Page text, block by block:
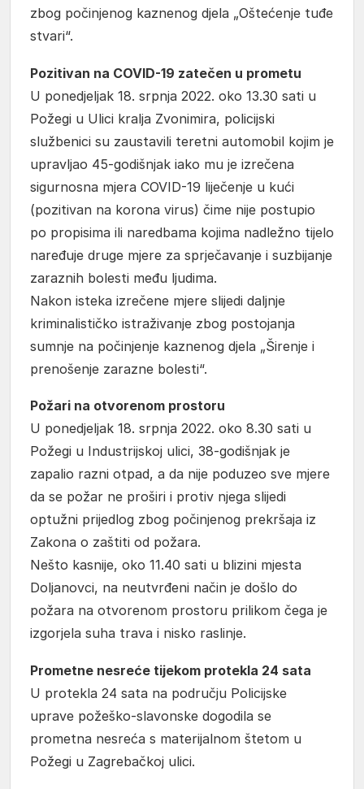
zbog počinjenog kaznenog djela „Oštećenje tuđe
stvari“.
Pozitivan na COVID-19 zatečen u prometu
U ponedjeljak 18. srpnja 2022. oko 13.30 sati u
Požegi u Ulici kralja Zvonimira, policijski
službenici su zaustavili teretni automobil kojim je
upravljao 45-godišnjak iako mu je izrečena
sigurnosna mjera COVID-19 liječenje u kući
(pozitivan na korona virus) čime nije postupio
po propisima ili naredbama kojima nadležno tijelo
naređuje druge mjere za sprječavanje i suzbijanje
zaraznih bolesti među ljudima.
Nakon isteka izrečene mjere slijedi daljnje
kriminalističko istraživanje zbog postojanja
sumnje na počinjenje kaznenog djela „Širenje i
prenošenje zarazne bolesti“.
Požari na otvorenom prostoru
U ponedjeljak 18. srpnja 2022. oko 8.30 sati u
Požegi u Industrijskoj ulici, 38-godišnjak je
zapalio razni otpad, a da nije poduzeo sve mjere
da se požar ne proširi i protiv njega slijedi
optužni prijedlog zbog počinjenog prekršaja iz
Zakona o zaštiti od požara.
Nešto kasnije, oko 11.40 sati u blizini mjesta
Doljanovci, na neutvrđeni način je došlo do
požara na otvorenom prostoru prilikom čega je
izgorjela suha trava i nisko raslinje.
Prometne nesreće tijekom protekla 24 sata
U protekla 24 sata na području Policijske
uprave požeško-slavonske dogodila se
prometna nesreća s materijalnom štetom u
Požegi u Zagrebačkoj ulici.